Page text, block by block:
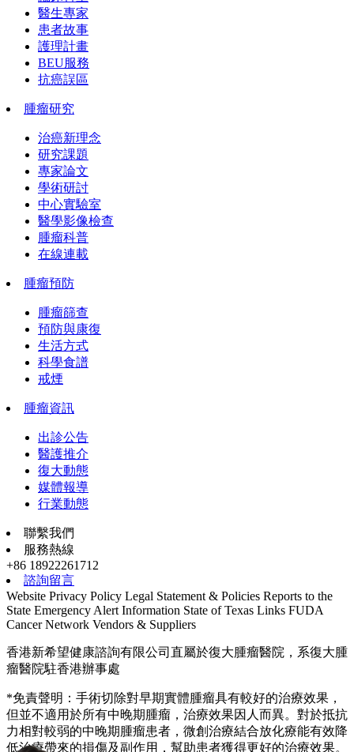
醫生專家
患者故事
護理計畫
BEU服務
抗癌誤區
腫瘤研究
治癌新理念
研究課題
專家論文
學術研討
中心實驗室
醫學影像檢查
腫瘤科普
在線連載
腫瘤預防
腫瘤篩查
預防與康復
生活方式
科學食譜
戒煙
腫瘤資訊
出診公告
醫護推介
復大動態
媒體報導
行業動態
聯繫我們
服務熱線
+86 18922261712
諮詢留言
Website Privacy Policy Legal Statement & Policies Reports to the
State Emergency Alert Information State of Texas Links FUDA
Cancer Network Vendors & Suppliers
香港新希望健康諮詢有限公司直屬於復大腫瘤醫院，系復大腫
瘤醫院駐香港辦事處
*免責聲明：手術切除對早期實體腫瘤具有較好的治療效果，
但並不適用於所有中晚期腫瘤，治療效果因人而異。對於抵抗
力相對較弱的中晚期腫瘤患者，微創治療結合放化療能有效降
低治療帶來的損傷及副作用，幫助患者獲得更好的治療效果。